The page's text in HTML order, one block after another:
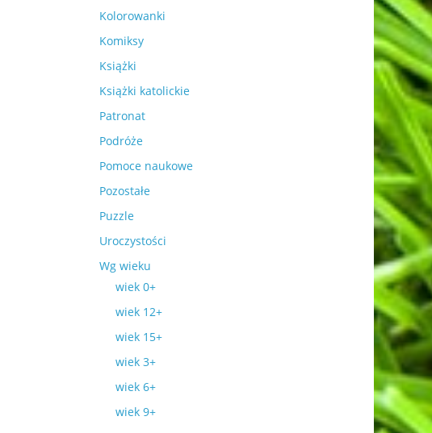
Kolorowanki
Komiksy
Książki
Książki katolickie
Patronat
Podróże
Pomoce naukowe
Pozostałe
Puzzle
Uroczystości
Wg wieku
wiek 0+
wiek 12+
wiek 15+
wiek 3+
wiek 6+
wiek 9+